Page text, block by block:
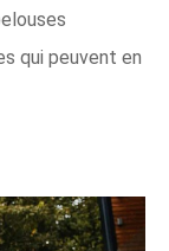
qui peuvent en